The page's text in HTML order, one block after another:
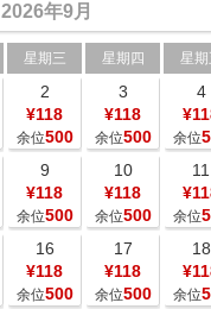
2026年9月
星期三 星期四 星期
2
¥118
余位500
3
¥118
余位500
4
余位
9
¥118
余位500
10
¥118
余位500
11
余位
16
¥118
余位500
17
¥118
余位500
18
余位